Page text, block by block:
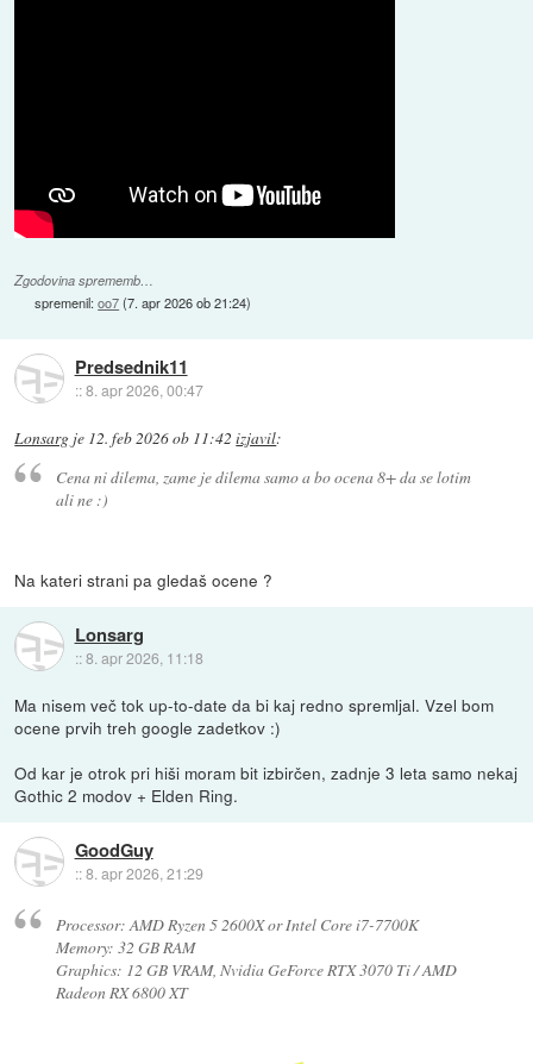
Zgodovina sprememb…
spremenil:oo7(7. apr 2026 ob 21:24)
Predsednik11
::8. apr 2026, 00:47
Lonsarg je 12. feb 2026 ob 11:42 izjavil:
Cena ni dilema, zame je dilema samo a bo ocena 8+ da se lotim
ali ne :)
Na kateri strani pa gledaš ocene ?
Lonsarg
::8. apr 2026, 11:18
Ma nisem več tok up-to-date da bi kaj redno spremljal. Vzel bom
ocene prvih treh google zadetkov :)
Od kar je otrok pri hiši moram bit izbirčen, zadnje 3 leta samo nekaj
Gothic 2 modov + Elden Ring.
GoodGuy
::8. apr 2026, 21:29
Processor: AMD Ryzen 5 2600X or Intel Core i7-7700K
Memory: 32 GB RAM
Graphics: 12 GB VRAM, Nvidia GeForce RTX 3070 Ti / AMD
Radeon RX 6800 XT